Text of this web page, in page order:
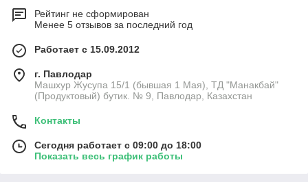
Рейтинг не сформирован
Менее 5 отзывов за последний год
Работает с 15.09.2012
г. Павлодар
Машхур Жусупа 15/1 (бывшая 1 Мая), ТД "Манакбай"
(Продуктовый) бутик. № 9, Павлодар, Казахстан
Контакты
Сегодня работает с 09:00 до 18:00
Показать весь график работы